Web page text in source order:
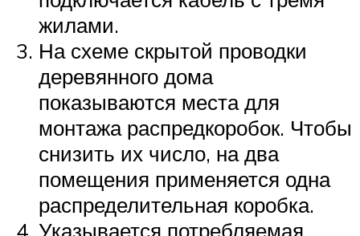
жилами.
На схеме скрытой проводки
деревянного дома
показываются места для
монтажа распредкоробок. Чтобы
снизить их число, на два
помещения применяется одна
распределительная коробка.
Указывается потребляемая